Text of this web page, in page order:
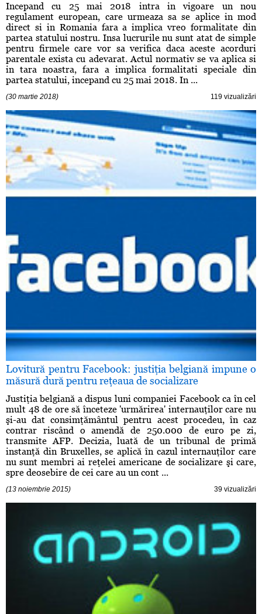
Incepand cu 25 mai 2018 intra in vigoare un nou
regulament european, care urmeaza sa se aplice in mod
direct si in Romania fara a implica vreo formalitate din
partea statului nostru. Insa lucrurile nu sunt atat de simple
pentru firmele care vor sa verifica daca aceste acorduri
parentale exista cu adevarat. Actul normativ se va aplica si
in tara noastra, fara a implica formalitati speciale din
partea statului, incepand cu 25 mai 2018. In ...
(30 martie 2018) 119 vizualizări
Lovitură pentru Facebook: justiţia belgiană impune o
măsură dură pentru reţeaua de socializare
Justiţia belgiană a dispus luni companiei Facebook ca în cel
mult 48 de ore să înceteze 'urmărirea' internauţilor care nu
şi-au dat consimţământul pentru acest procedeu, în caz
contrar riscând o amendă de 250.000 de euro pe zi,
transmite AFP. Decizia, luată de un tribunal de primă
instanţă din Bruxelles, se aplică în cazul internauţilor care
nu sunt membri ai reţelei americane de socializare şi care,
spre deosebire de cei care au un cont ...
(13 noiembrie 2015) 39 vizualizări